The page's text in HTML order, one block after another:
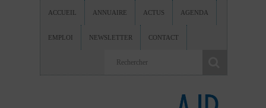
ACCUEIL ANNUAIRE ACTUS AGENDA
EMPLOI NEWSLETTER CONTACT